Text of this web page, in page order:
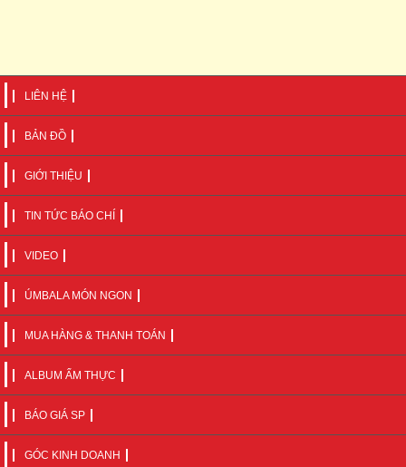
LIÊN HỆ
BẢN ĐỒ
GIỚI THIỆU
TIN TỨC BÁO CHÍ
VIDEO
ÚMBALA MÓN NGON
MUA HÀNG & THANH TOÁN
ALBUM ẨM THỰC
BÁO GIÁ SP
GÓC KINH DOANH